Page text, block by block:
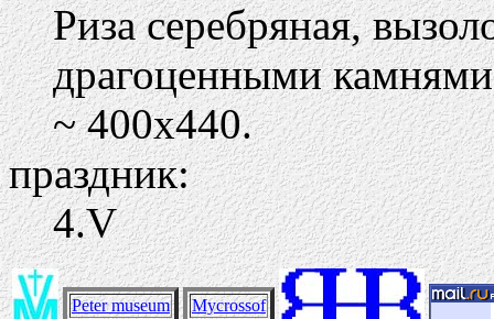
Риза серебряная,
драгоценными
~ 400х440.
праздник:
4.V
Peter museum Mycrossof